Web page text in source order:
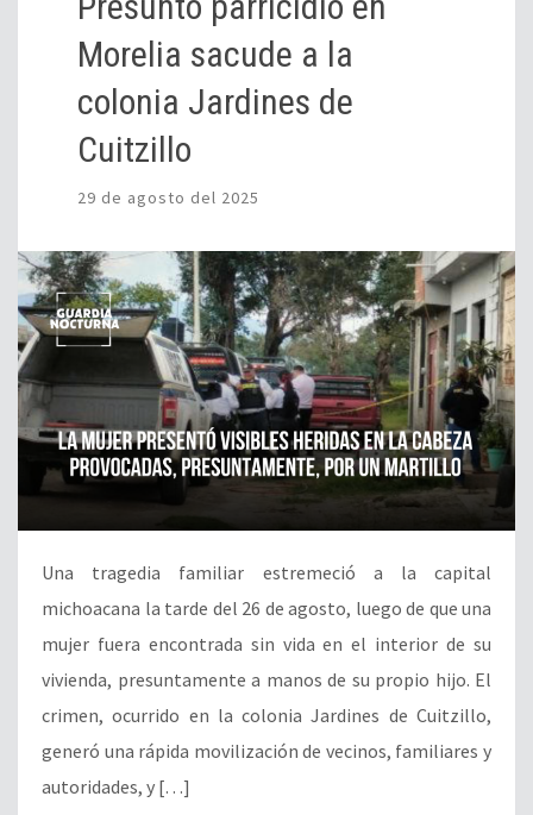
Morelia sacude a la
colonia Jardines de
Cuitzillo
29 de agosto del 2025
Una tragedia familiar estremeció a la capital
michoacana la tarde del 26 de agosto, luego de que una
mujer fuera encontrada sin vida en el interior de su
vivienda, presuntamente a manos de su propio hijo. El
crimen, ocurrido en la colonia Jardines de Cuitzillo,
generó una rápida movilización de vecinos, familiares y
autoridades, y […]